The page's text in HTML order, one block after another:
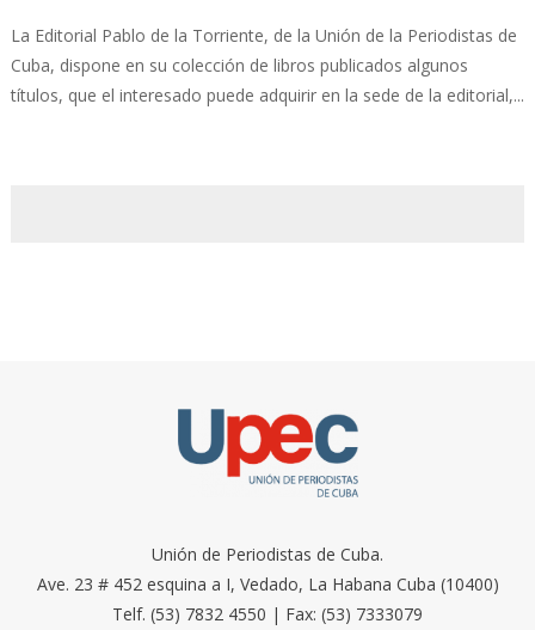
La Editorial Pablo de la Torriente, de la Unión de la Periodistas de
Cuba, dispone en su colección de libros publicados algunos
títulos, que el interesado puede adquirir en la sede de la editorial,...
Unión de Periodistas de Cuba.
Ave. 23 # 452 esquina a I, Vedado, La Habana Cuba (10400)
Telf. (53) 7832 4550 | Fax: (53) 7333079